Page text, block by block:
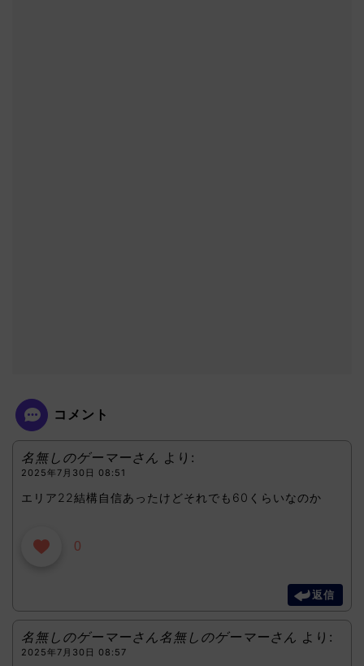
コメント
名無しのゲーマーさん より:
2025年7月30日 08:51
エリア22結構自信あったけどそれでも60くらいなのか
0
返信
名無しのゲーマーさん名無しのゲーマーさん より:
2025年7月30日 08:57